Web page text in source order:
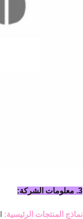
3. معلومات الشركة:
نماذج المنتجات الرئيسية: